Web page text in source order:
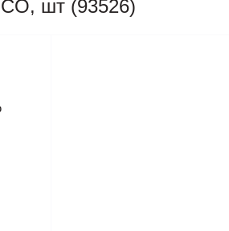
шт (93526)